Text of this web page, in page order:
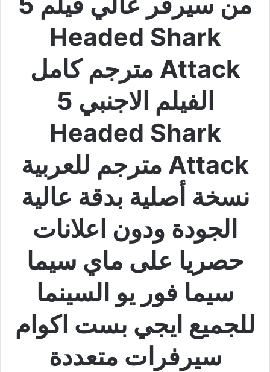
Headed Shark
Attack مترجم كامل
الفيلم الاجنبي 5
Headed Shark
Attack مترجم للعربية
نسخة أصلية بدقة عالية
الجودة ودون اعلانات
حصريا على ماي سيما
سيما فور يو السينما
للجميع ايجي بست اكوام
سيرفرات متعددة